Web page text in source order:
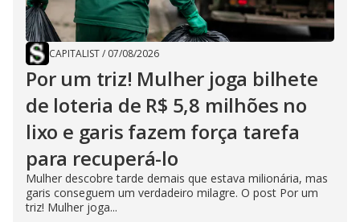
CAPITALIST/ 07/08/2026
Por um triz! Mulher joga bilhete
de loteria de R$ 5,8 milhões no
lixo e garis fazem força tarefa
para recuperá-lo
Mulher descobre tarde demais que estava milionária, mas
garis conseguem um verdadeiro milagre. O post Por um
triz! Mulher joga...